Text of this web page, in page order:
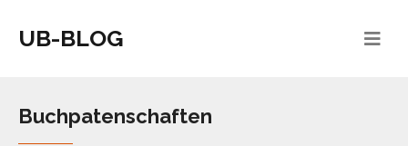
UB-BLOG
Buchpatenschaften